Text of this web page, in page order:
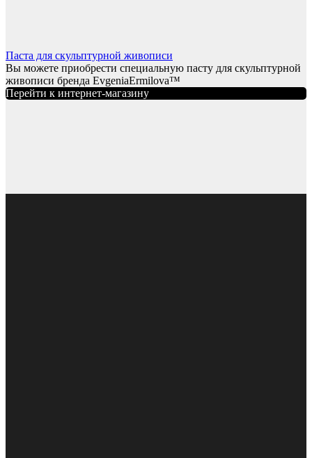
Паста для скульптурной живописи
Вы можете приобрести специальную пасту для скульптурной
живописи бренда EvgeniaErmilova™
Перейти к интернет-магазину